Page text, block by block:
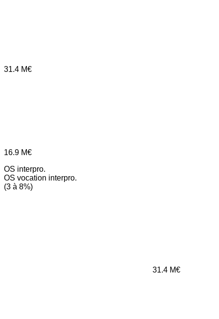
31.4 M€
16.9 M€
OS interpro.
OS vocation interpro.
(3 à 8%)
31.4 M€